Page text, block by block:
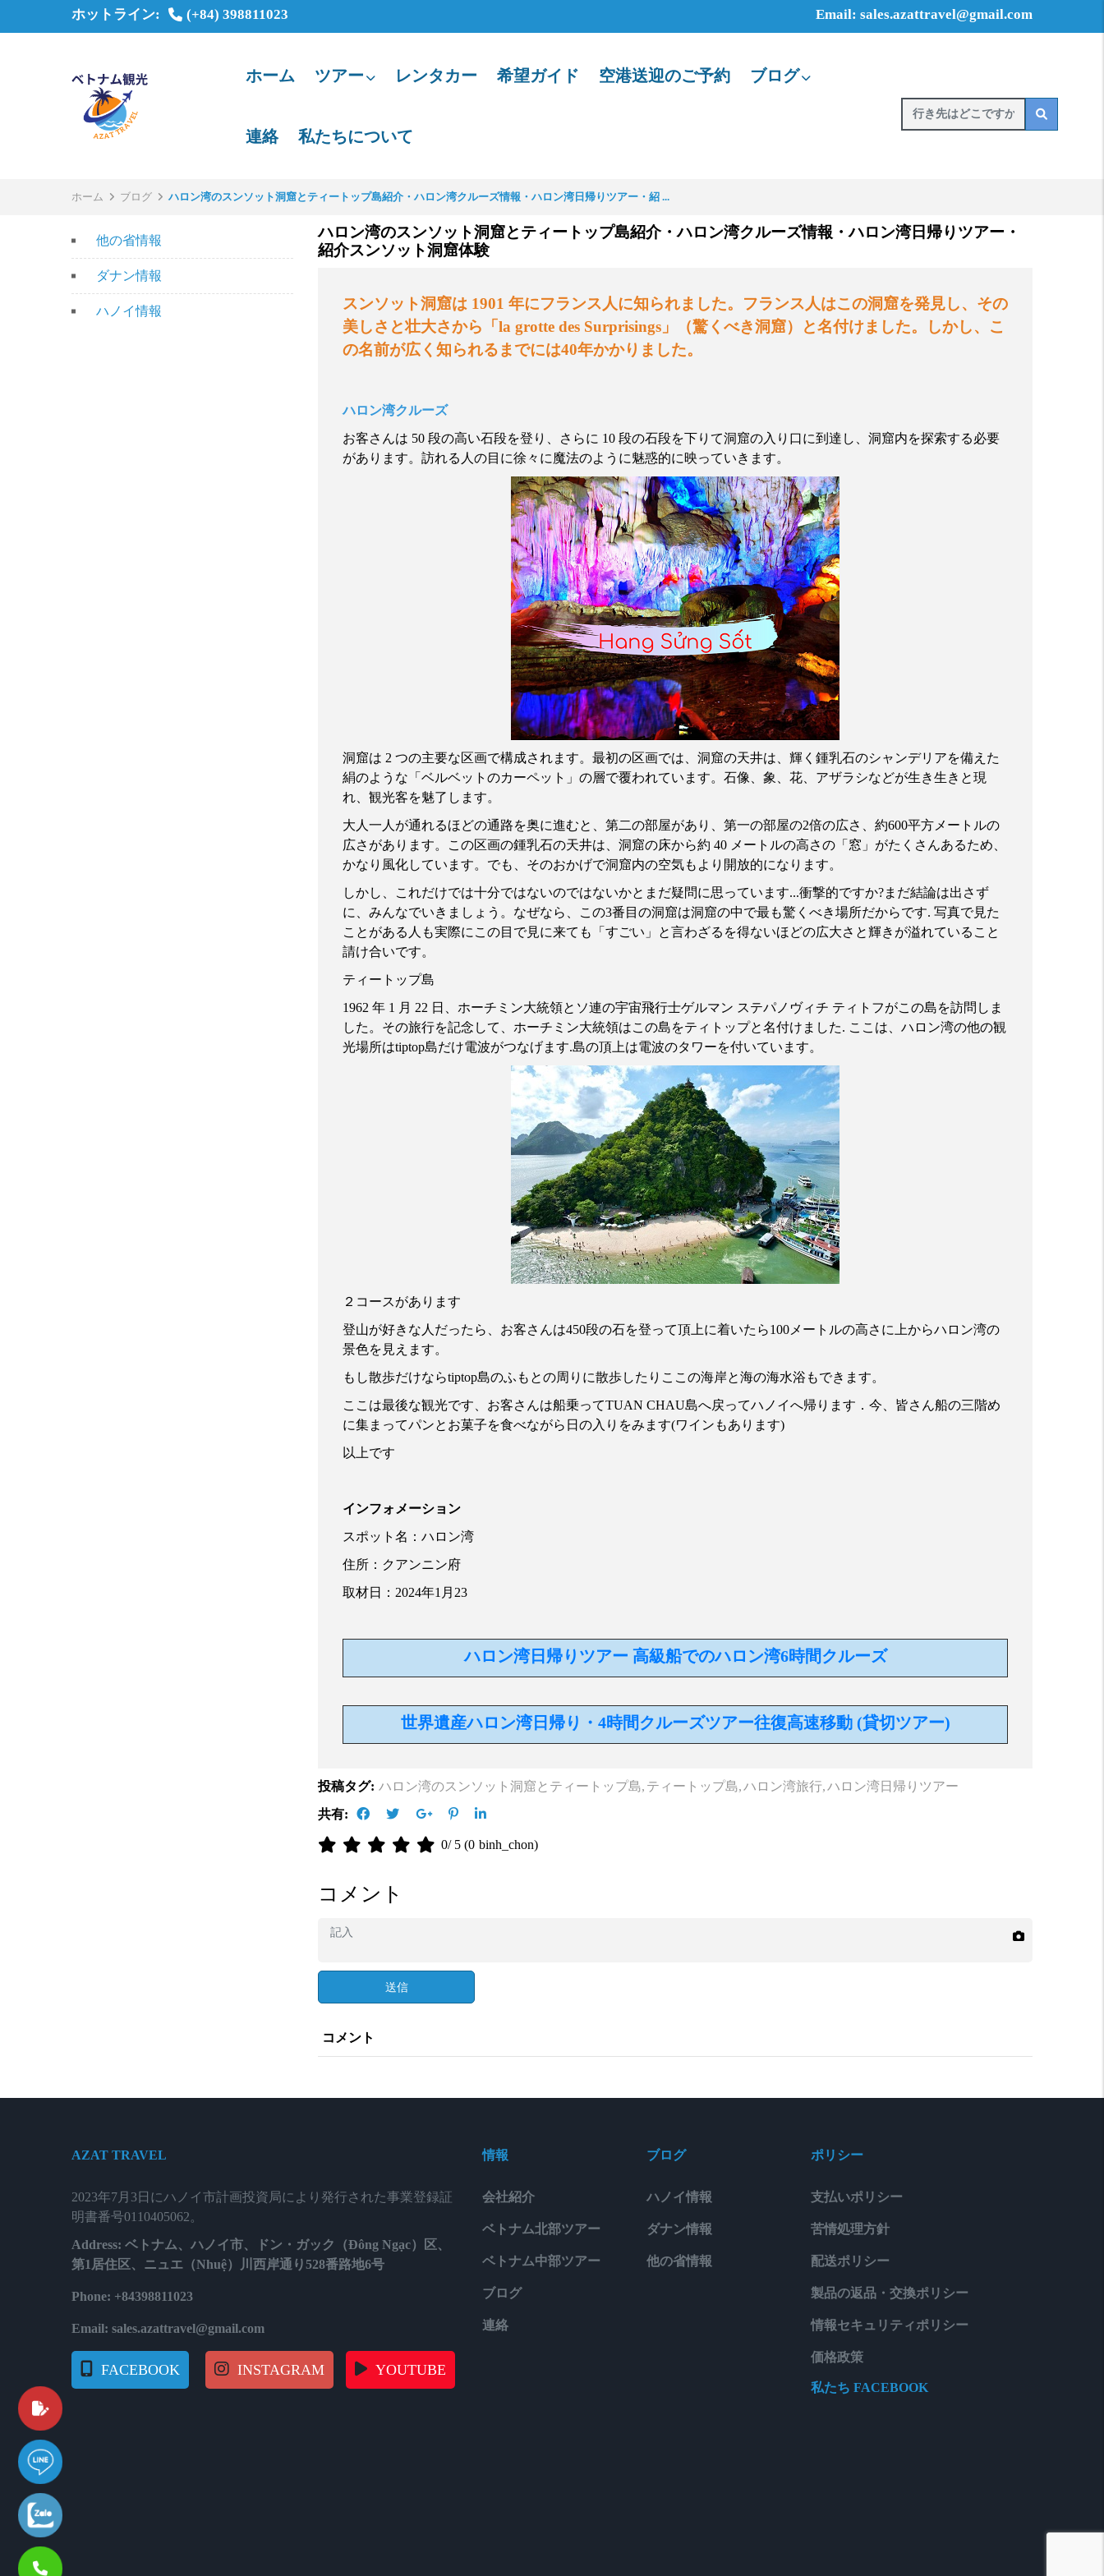
ホットライン: (+84) 398811023 Email: sales.azattravel@gmail.com
ホーム ツアー レンタカー 希望ガイド 空港送迎のご予約 ブログ
連絡 私たちについて
ホーム ブログ ハロン湾のスンソット洞窟とティートップ島紹介・ハロン湾クルーズ情報・ハロン湾日帰りツアー・紹 ...
他の省情報
ダナン情報
ハノイ情報
ハロン湾のスンソット洞窟とティートップ島紹介・ハロン湾クルーズ情報・ハロン湾日帰りツアー・
紹介スンソット洞窟体験
スンソット洞窟は 1901 年にフランス人に知られました。フランス人はこの洞窟を発見し、その
美しさと壮大さから「 la grotte des Surprisings 」（驚くべき洞窟）と名付けました。しかし、こ
の名前が広く知られるまでには40年かかりました。
ハロン湾クルーズ
お客さんは 50 段の高い石段を登り、さらに 10 段の石段を下りて洞窟の入り口に到達し、洞窟内を探索する必要
があります。訪れる人の目に徐々に魔法のように魅惑的に映っていきます。
洞窟は 2 つの主要な区画で構成されます。最初の区画では、洞窟の天井は、輝く鍾乳石のシャンデリアを備えた
絹のような「ベルベットのカーペット」の層で覆われています。石像、象、花、アザラシなどが生き生きと現
れ、観光客を魅了します。
大人一人が通れるほどの通路を奥に進むと、第二の部屋があり、第一の部屋の2倍の広さ、約600平方メートルの
広さがあります。この区画の鍾乳石の天井は、洞窟の床から約 40 メートルの高さの「窓」がたくさんあるため、
かなり風化しています。でも、そのおかげで洞窟内の空気もより開放的になります。
しかし、これだけでは十分ではないのではないかとまだ疑問に思っています...衝撃的ですか?まだ結論は出さず
に、みんなでいきましょう。なぜなら、この3番目の洞窟は洞窟の中で最も驚くべき場所だからです. 写真で見た
ことがある人も実際にこの目で見に来ても「すごい」と言わざるを得ないほどの広大さと輝きが溢れていること
請け合いです。
ティートップ島
1962 年 1 月 22 日、ホーチミン大統領とソ連の宇宙飛行士ゲルマン ステパノヴィチ ティトフがこの島を訪問しま
した。その旅行を記念して、ホーチミン大統領はこの島をティトップと名付けました. ここは、ハロン湾の他の観
光場所はtiptop島だけ電波がつなげます.島の頂上は電波のタワーを付いています。
２コースがあります
登山が好きな人だったら、お客さんは450段の石を登って頂上に着いたら100 メートルの高さに上からハロン湾の
景色を見えます。
もし散歩だけならtiptop島のふもとの周りに散歩したりここの海岸と海の海水浴もできます。
ここは最後な観光です、お客さんは船乗ってTUAN CHAU島へ戻ってハノイへ帰ります．今、皆さん船の三階め
に集まってパンとお菓子を食べながら日の入りをみます(ワインもあります)
以上です
インフォメーション
スポット名：ハロン湾
住所：クアンニン府
取材日： 2024年1 月 23
ハロン湾日帰りツアー 高級船でのハロン湾6時間クルーズ
世界遺産ハロン湾日帰り・4時間クルーズツアー往復高速移動 (貸切ツアー)
投稿タグ: ハロン湾のスンソット洞窟とティートップ島, ティートップ島,ハロン湾旅行,ハロン湾日帰りツアー
共有:
0/ 5 (0 binh_chon)
コメント
送信
コメント
AZAT TRAVEL
2023年7月3日にハノイ市計画投資局により発行された事業登録証
明書番号0110405062。
Address: ベトナム、ハノイ市、ドン・ガック（Đông Ngạc）区、
第1居住区、ニュエ（Nhuệ）川西岸通り528番路地6号
Phone: +84398811023
Email: sales.azattravel@gmail.com
FACEBOOK INSTAGRAM YOUTUBE
情報
会社紹介
ベトナム北部ツアー
ベトナム中部ツアー
ブログ
連絡
ブログ
ハノイ情報
ダナン情報
他の省情報
ポリシー
支払いポリシー
苦情処理方針
配送ポリシー
製品の返品・交換ポリシー
情報セキュリティポリシー
価格政策
私たち FACEBOOK